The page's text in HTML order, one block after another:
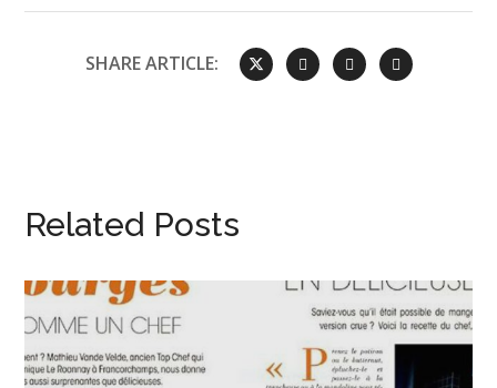
SHARE ARTICLE:
Related Posts